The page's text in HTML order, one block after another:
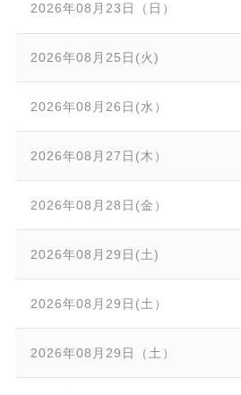
2026年08月23日（日）
2026年08月25日(火)
2026年08月26日(水）
2026年08月27日(木）
2026年08月28日(金）
2026年08月29日(土)
2026年08月29日(土）
2026年08月29日（土）